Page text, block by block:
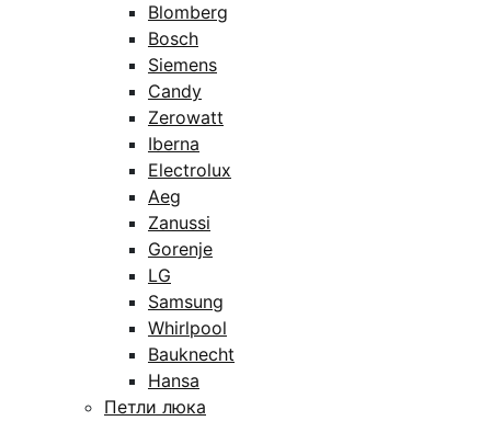
Blomberg
Bosch
Siemens
Candy
Zerowatt
Iberna
Electrolux
Aeg
Zanussi
Gorenje
LG
Samsung
Whirlpool
Bauknecht
Hansa
Петли люка